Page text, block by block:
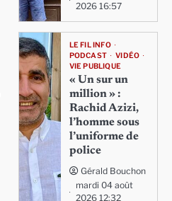
2026 16:57
LE FIL INFO
PODCAST
VIDÉO
VIE PUBLIQUE
« Un sur un
million » :
Rachid Azizi,
l’homme sous
l’uniforme de
police
Gérald Bouchon
mardi 04 août
2026 12:32